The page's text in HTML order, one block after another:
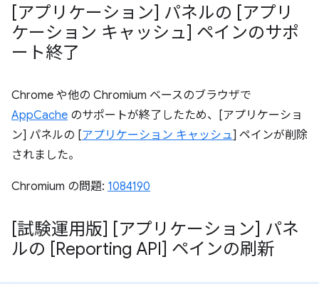
[アプリケーション] パネルの [アプリ
ケーション キャッシュ] ペインのサポ
ート終了
Chrome や他の Chromium ベースのブラウザで
AppCache のサポートが終了したため、[アプリケーショ
ン] パネルの [アプリケーション キャッシュ] ペインが削除
されました。
Chromium の問題: 1084190
[試験運用版] [アプリケーション] パネ
ルの [Reporting API] ペインの刷新